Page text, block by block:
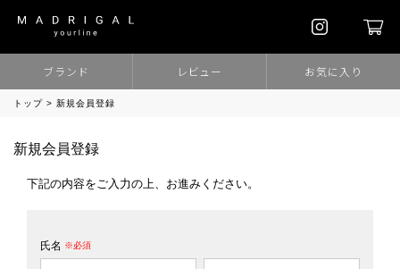
ブランド レビュー お気に入り
トップ 新規会員登録
新規会員登録
下記の内容をご入力の上、お進みください。
氏名
(必須)